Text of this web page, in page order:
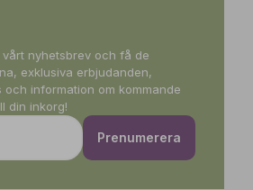
vårt nyhetsbrev och få de
exklusiva erbjudanden,
och information om kommande
din inkorg!
Prenumerera